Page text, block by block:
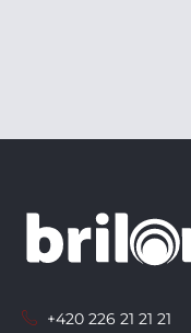
+420 226 21 21 21